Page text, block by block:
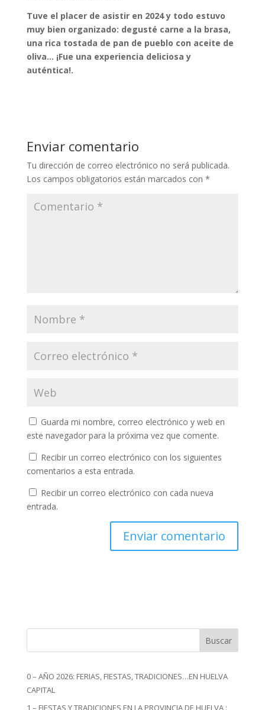
Tuve el placer de asistir en 2024 y todo estuvo
muy bien organizado: degusté carne a la brasa,
una rica tostada de pan de pueblo con aceite de
oliva… ¡Fue una experiencia deliciosa y
auténtica!.
Enviar comentario
Tu dirección de correo electrónico no será publicada.
Los campos obligatorios están marcados con *
Guarda mi nombre, correo electrónico y web en
este navegador para la próxima vez que comente.
Recibir un correo electrónico con los siguientes
comentarios a esta entrada.
Recibir un correo electrónico con cada nueva
entrada.
Buscar
0 – AÑO 2026: FERIAS, FIESTAS, TRADICIONES…EN HUELVA
CAPITAL
1 – FIESTAS Y TRADICIONES EN LA PROVINCIA DE HUELVA :